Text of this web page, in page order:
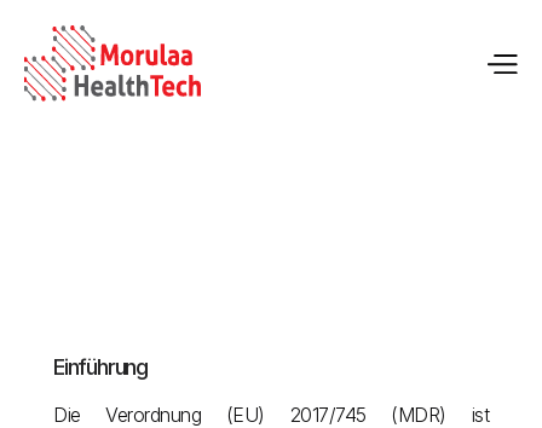
Einführung
Die Verordnung (EU) 2017/745 (MDR) ist